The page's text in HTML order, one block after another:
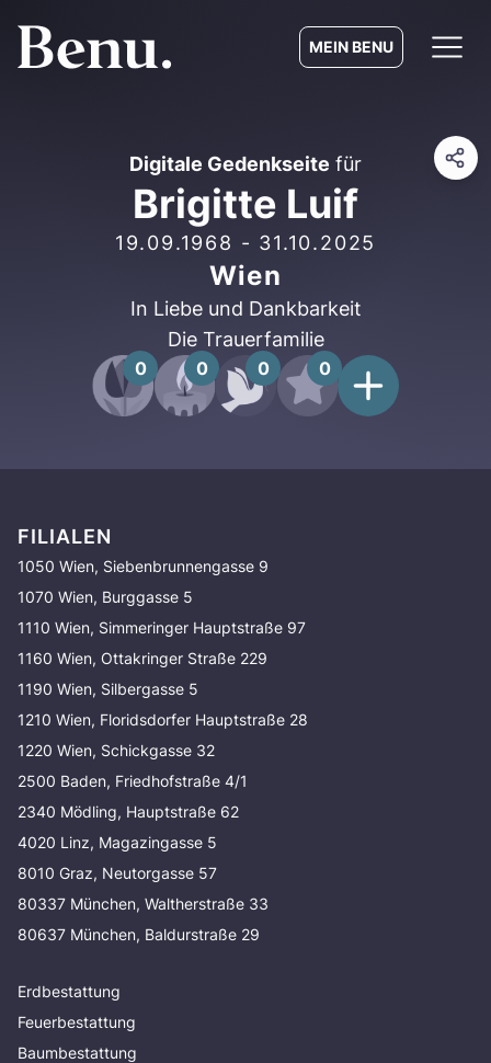
MEIN BENU
Digitale Gedenkseite für
Brigitte Luif
19.09.1968 - 31.10.2025
Wien
In Liebe und Dankbarkeit
Die Trauerfamilie
0 0 0 0
FILIALEN
1050 Wien, Siebenbrunnengasse 9
1070 Wien, Burggasse 5
1110 Wien, Simmeringer Hauptstraße 97
1160 Wien, Ottakringer Straße 229
1190 Wien, Silbergasse 5
1210 Wien, Floridsdorfer Hauptstraße 28
1220 Wien, Schickgasse 32
2500 Baden, Friedhofstraße 4/1
2340 Mödling, Hauptstraße 62
4020 Linz, Magazingasse 5
8010 Graz, Neutorgasse 57
80337 München, Waltherstraße 33
80637 München, Baldurstraße 29
Erdbestattung
Feuerbestattung
Baumbestattung